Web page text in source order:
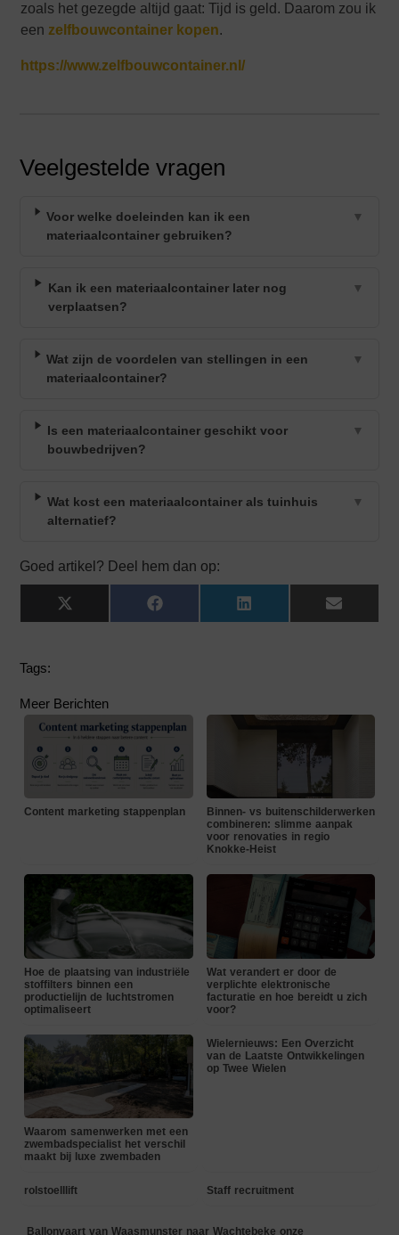
zoals het gezegde altijd gaat: Tijd is geld. Daarom zou ik
een zelfbouwcontainer kopen.
https://www.zelfbouwcontainer.nl/
Veelgestelde vragen
Voor welke doeleinden kan ik een
materiaalcontainer gebruiken?
▼
Kan ik een materiaalcontainer later nog
verplaatsen?
▼
Wat zijn de voordelen van stellingen in een
materiaalcontainer?
▼
Is een materiaalcontainer geschikt voor
bouwbedrijven?
▼
Wat kost een materiaalcontainer als tuinhuis
alternatief?
▼
Goed artikel? Deel hem dan op:
X
(Twitter)
Facebook LinkedIn Email
Tags:
Meer Berichten
Content marketing stappenplan
Binnen- vs buitenschilderwerken
combineren: slimme aanpak
voor renovaties in regio
Knokke-Heist
Hoe de plaatsing van industriële
stoffilters binnen een
productielijn de luchtstromen
optimaliseert
Wat verandert er door de
verplichte elektronische
facturatie en hoe bereidt u zich
voor?
Waarom samenwerken met een
zwembadspecialist het verschil
maakt bij luxe zwembaden
Wielernieuws: Een Overzicht
van de Laatste Ontwikkelingen
op Twee Wielen
rolstoelllift Staff recruitment
Ballonvaart van Waasmunster naar Wachtebeke onze